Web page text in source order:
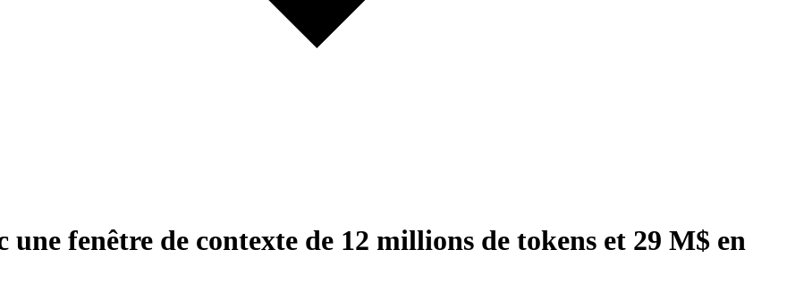
fenêtre de contexte de 12 millions de tokens et 29 M$ en